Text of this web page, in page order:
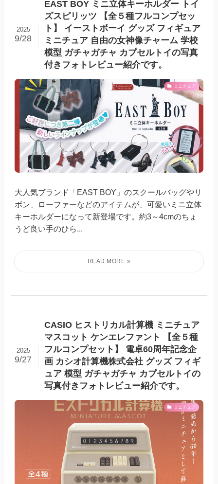
EAST BOY ミニ立体キーホルダー トイ
ズスピリッツ 【全５種フルコンプセッ
ト】 イーストボーイ グッズ フィギュア
ミニチュア 自由の女神像チャーム 学校
模型 ガチャガチャ カプセルトイの写真
付きフォトレビュー紹介です。
2025
9/28
ミニチュア
大人気ブランド「EAST BOY」のスクールバッグやリ
ボン、ローファーなどのアイテムが、可愛いミニ立体
キーホルダーになって新登場です。約3～4cmのちょ
うど良い手のひら...
CASIO ヒストリカル計算機 ミニチュア
マスコット ケンエレファント 【全５種
フルコンプセット】 電卓60周年記念企
画 カシオ計算機株式会社 グッズ フィギ
ュア 模型 ガチャガチャ カプセルトイの
写真付きフォトレビュー紹介です。
2025
9/27
ミニチュア